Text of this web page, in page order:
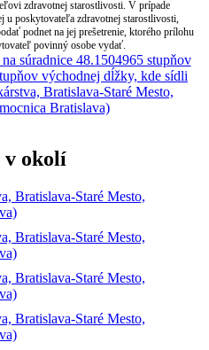
zdravotnej starostlivosti. V prípade
u poskytovateľa zdravotnej starostlivosti,
podnet na jej prešetrenie, ktorého prílohu
povinný osobe vydať.
v okolí
Bratislava-Staré Mesto,
Bratislava-Staré Mesto,
Bratislava-Staré Mesto,
Bratislava-Staré Mesto,